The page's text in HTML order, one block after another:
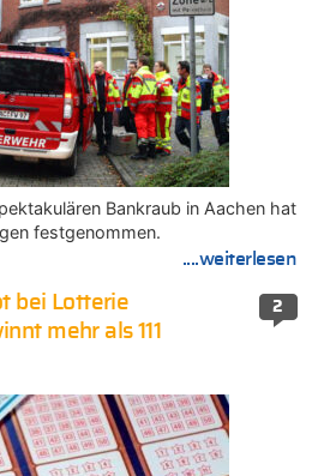
Bankraub in Aachen hat
festgenommen.
....weiterlesen
2
bei Lotterie
mehr als 111